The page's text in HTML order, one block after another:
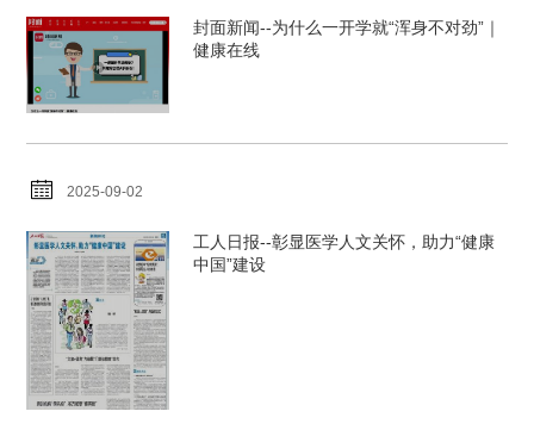
封面新闻--为什么一开学就“浑身不对劲”｜
健康在线
2025-09-02
工人日报--彰显医学人文关怀，助力“健康
中国”建设